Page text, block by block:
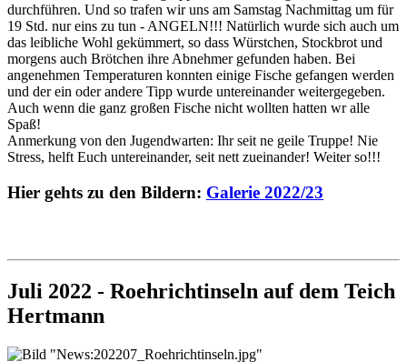
durchführen. Und so trafen wir uns am Samstag Nachmittag um für
19 Std. nur eins zu tun - ANGELN!!! Natürlich wurde sich auch um
das leibliche Wohl gekümmert, so dass Würstchen, Stockbrot und
morgens auch Brötchen ihre Abnehmer gefunden haben. Bei
angenehmen Temperaturen konnten einige Fische gefangen werden
und der ein oder andere Tipp wurde untereinander weitergegeben.
Auch wenn die ganz großen Fische nicht wollten hatten wr alle
Spaß!
Anmerkung von den Jugendwarten: Ihr seit ne geile Truppe! Nie
Stress, helft Euch untereinander, seit nett zueinander! Weiter so!!!
Hier gehts zu den Bildern: Galerie 2022/23
Juli 2022 - Roehrichtinseln auf dem Teich
Hertmann